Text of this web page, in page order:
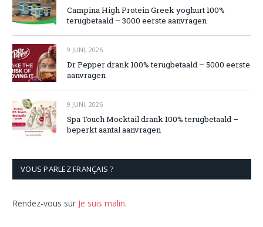
Campina High Protein Greek yoghurt 100%
terugbetaald – 3000 eerste aanvragen
9 JUNI, 2026
Dr Pepper drank 100% terugbetaald – 5000 eerste
aanvragen
9 JUNI, 2026
Spa Touch Mocktail drank 100% terugbetaald –
beperkt aantal aanvragen
VOUS PARLEZ FRANÇAIS ?
Rendez-vous sur Je suis malin.